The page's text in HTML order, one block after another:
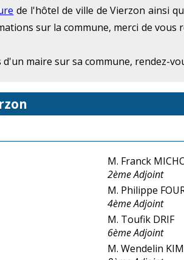
de l'hôtel de ville de Vierzon ainsi
sur la commune, merci de vous
maire sur sa commune, rendez-
M. Franck
2ème Adjoint
M. Philippe
4ème Adjoint
M. Toufik DRIF
6ème Adjoint
M. Wendelin KIM